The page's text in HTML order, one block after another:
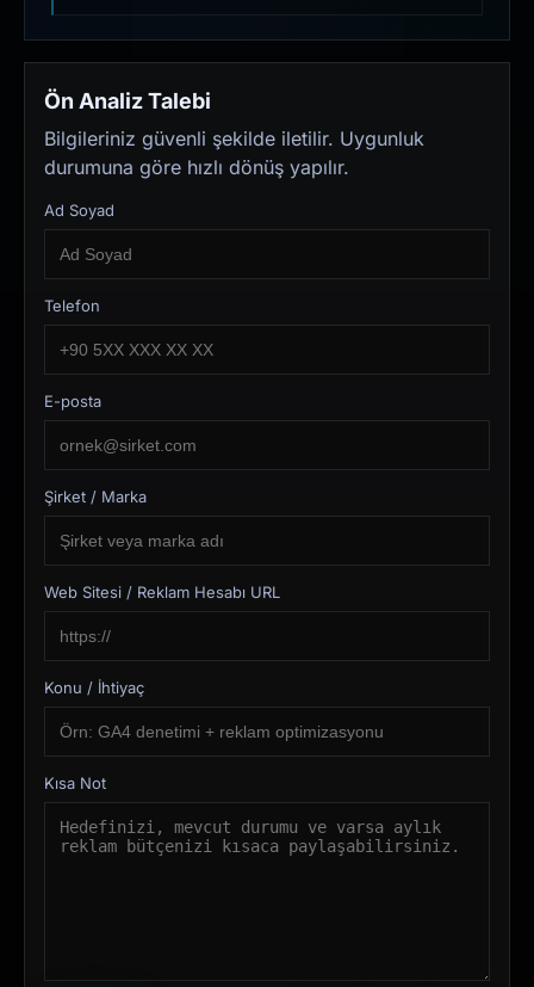
Ön Analiz Talebi
Bilgileriniz güvenli şekilde iletilir. Uygunluk
durumuna göre hızlı dönüş yapılır.
Ad Soyad
Telefon
E-posta
Şirket / Marka
Web Sitesi / Reklam Hesabı URL
Konu / İhtiyaç
Kısa Not